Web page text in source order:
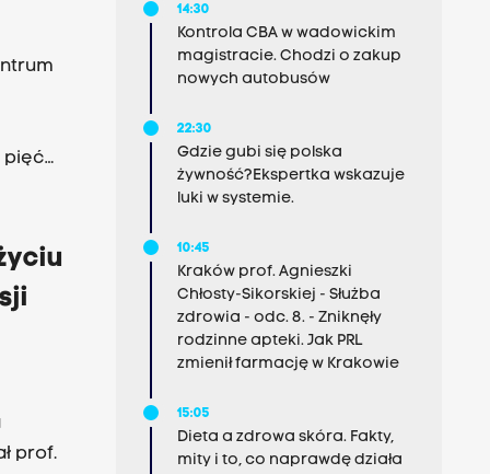
pięć
prof.
14:30
Kontrola CBA w wadowickim
magistracie. Chodzi o zakup
nowych autobusów
22:30
Gdzie gubi się polska
żywność?Ekspertka wskazuje
luki w systemie.
10:45
Kraków prof. Agnieszki
Chłosty-Sikorskiej - Służba
zdrowia - odc. 8. - Zniknęły
rodzinne apteki. Jak PRL
zmienił farmację w Krakowie
15:05
Dieta a zdrowa skóra. Fakty,
mity i to, co naprawdę działa